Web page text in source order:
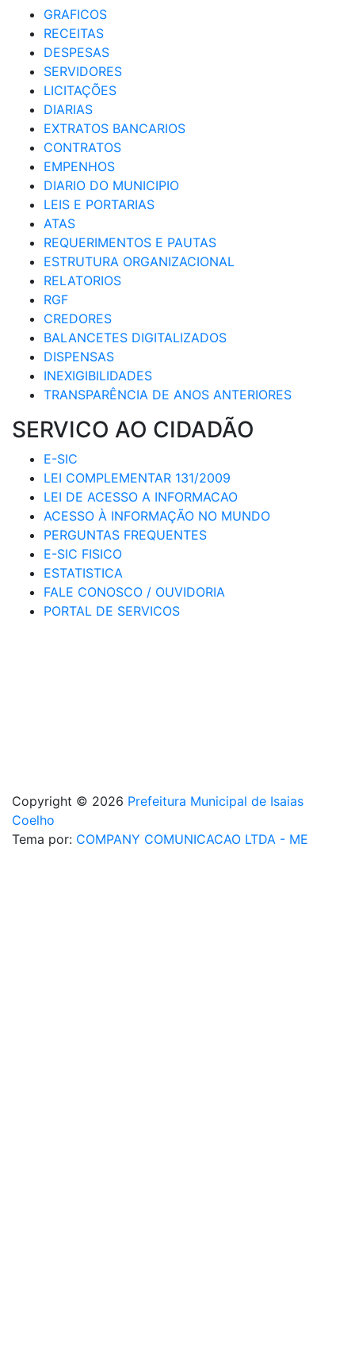
GRAFICOS
RECEITAS
DESPESAS
SERVIDORES
LICITAÇÕES
DIARIAS
EXTRATOS BANCARIOS
CONTRATOS
EMPENHOS
DIARIO DO MUNICIPIO
LEIS E PORTARIAS
ATAS
REQUERIMENTOS E PAUTAS
ESTRUTURA ORGANIZACIONAL
RELATORIOS
RGF
CREDORES
BALANCETES DIGITALIZADOS
DISPENSAS
INEXIGIBILIDADES
TRANSPARÊNCIA DE ANOS ANTERIORES
SERVICO AO CIDADÃO
E-SIC
LEI COMPLEMENTAR 131/2009
LEI DE ACESSO A INFORMACAO
ACESSO À INFORMAÇÃO NO MUNDO
PERGUNTAS FREQUENTES
E-SIC FISICO
ESTATISTICA
FALE CONOSCO / OUVIDORIA
PORTAL DE SERVICOS
Copyright © 2026 Prefeitura Municipal de Isaias
Coelho
Tema por: COMPANY COMUNICACAO LTDA - ME